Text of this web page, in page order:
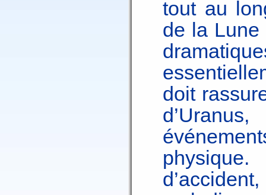
tout au
de la Lune
doit